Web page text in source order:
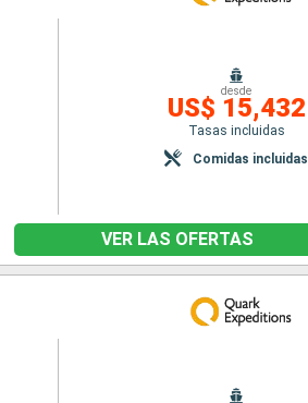
desde
US$ 15,432
Tasas incluidas
Comidas incluidas
VER LAS OFERTAS